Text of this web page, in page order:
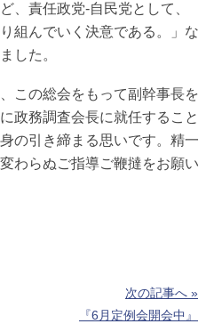
、責任政党‐自民党として、
組んでいく決意である。」な
した。
この総会をもって副幹事長を
政務調査会長に就任すること
の引き締まる思いです。精一
わらぬご指導ご鞭撻をお願い
次の記事へ »
『6月定例会開会中』